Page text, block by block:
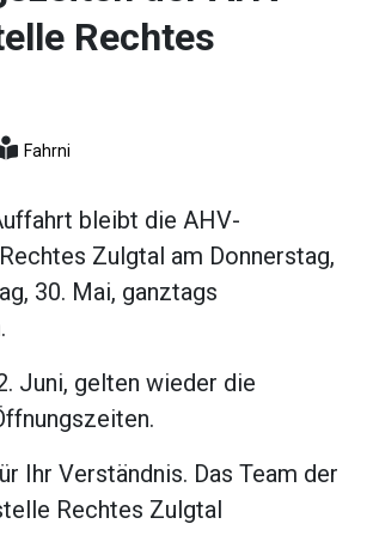
Rechtes
Fahrni
bleibt die AHV-
Zulgtal am Donnerstag,
30. Mai, ganztags
Juni, gelten wieder die
Ihr Verständnis. Das Team der
Rechtes Zulgtal